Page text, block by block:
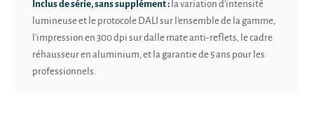
Inclus de série, sans supplément : la variation d'intensité
lumineuse et le protocole DALI sur l'ensemble de la gamme,
l'impression en 300 dpi sur dalle mate anti-reflets, le cadre
réhausseur en aluminium, et la garantie de 5 ans pour les
professionnels.